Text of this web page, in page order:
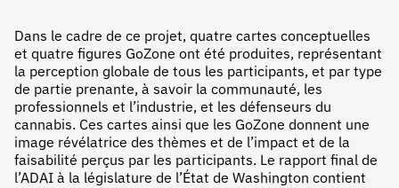
Dans le cadre de ce projet, quatre cartes conceptuelles
et quatre figures GoZone ont été produites, représentant
la perception globale de tous les participants, et par type
de partie prenante, à savoir la communauté, les
professionnels et l’industrie, et les défenseurs du
cannabis. Ces cartes ainsi que les GoZone donnent une
image révélatrice des thèmes et de l’impact et de la
faisabilité perçus par les participants. Le rapport final de
l’ADAI à la législature de l’État de Washington contient